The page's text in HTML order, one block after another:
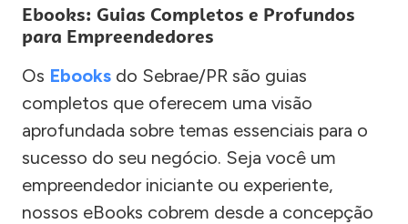
Ebooks: Guias Completos e Profundos
para Empreendedores
Os Ebooks do Sebrae/PR são guias
completos que oferecem uma visão
aprofundada sobre temas essenciais para o
sucesso do seu negócio. Seja você um
empreendedor iniciante ou experiente,
nossos eBooks cobrem desde a concepção